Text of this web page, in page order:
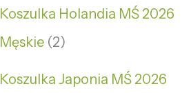
Koszulka Holandia MŚ 2026
Męskie 2
Koszulka Japonia MŚ 2026